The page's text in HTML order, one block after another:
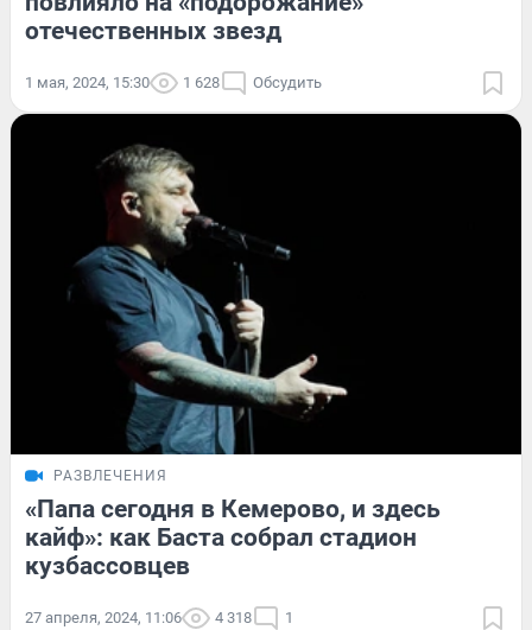
отечественных звезд
1 мая, 2024, 15:30 1 628 Обсудить
РАЗВЛЕЧЕНИЯ
«Папа сегодня в Кемерово, и здесь
кайф»: как Баста собрал стадион
кузбассовцев
27 апреля, 2024, 11:06 4 318 1